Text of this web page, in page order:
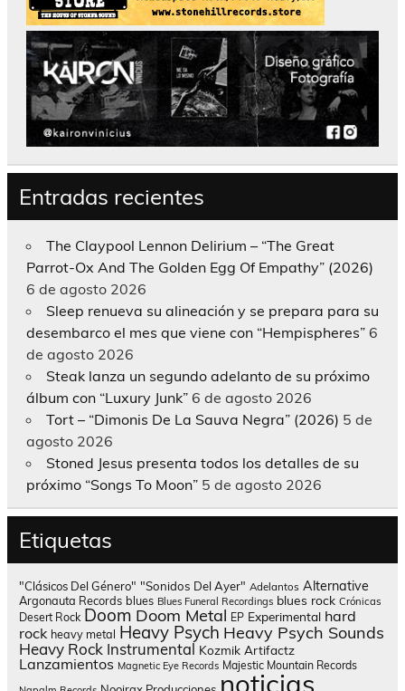
Entradas recientes
The Claypool Lennon Delirium – “The Great
Parrot-Ox And The Golden Egg Of Empathy” (2026)
6 de agosto 2026
Sleep renueva su alineación y se prepara para su
desembarco el mes que viene con “Hempispheres” 6
de agosto 2026
Steak lanza un segundo adelanto de su próximo
álbum con “Luxury Junk” 6 de agosto 2026
Tort – “Dimonis De La Sauva Negra” (2026) 5 de
agosto 2026
Stoned Jesus presenta todos los detalles de su
próximo “Songs To Moon” 5 de agosto 2026
Etiquetas
"Clásicos Del Género" "Sonidos Del Ayer" Adelantos Alternative
Argonauta Records blues Blues Funeral Recordings blues rock Crónicas
Desert Rock Doom Doom Metal EP Experimental hard
rock heavy metal Heavy Psych Heavy Psych Sounds
Heavy Rock Instrumental Kozmik Artifactz
Lanzamientos Magnetic Eye Records Majestic Mountain Records
noticias